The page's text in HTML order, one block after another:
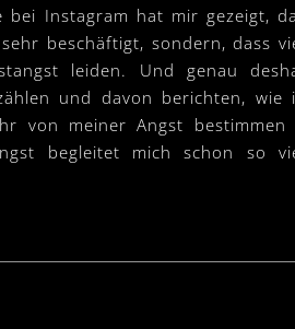
bei Instagram hat mir gezeigt,
beschäftigt, sondern, dass
leiden. Und genau
und davon berichten, wie
von meiner Angst bestimmen
begleitet mich schon so